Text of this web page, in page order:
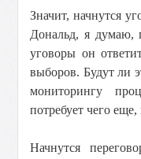
Значит, начнутся
Дональд, я думаю,
уговоры он
выборов. Будут ли
мониторингу
потребует чего
Начнутся